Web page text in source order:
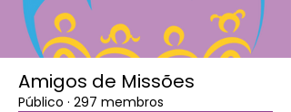
Amigos de Missões
Público · 297 membros